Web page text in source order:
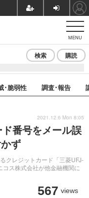
MENU
検索 購読
･脆弱性 調査･報告
番号をメール誤
ず
クレジットカード「三菱UFJ-
ス株式会社が他金融機関に
567 views
2021.12.6 Mon 8:05